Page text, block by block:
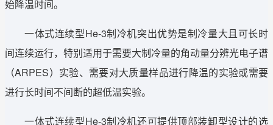
始降温时间。
一体式连续型He-3制冷机突出优势是制冷量大且可长时
间连续运行，特别适用于需要大制冷量的角动量分辨光电子谱
（ARPES）实验、需要对大质量样品进行降温的实验或需要
进行长时间不间断的超低温实验。
一体式连续型He-3制冷机还可提供顶部装卸型设计的选